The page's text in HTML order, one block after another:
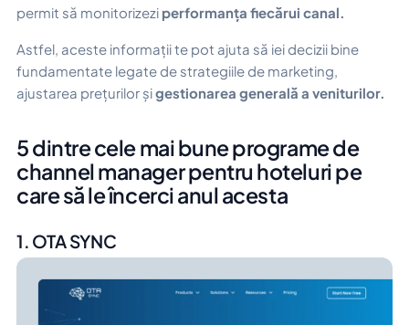
permit să monitorizezi performanța fiecărui canal.
Astfel, aceste informații te pot ajuta să iei decizii bine
fundamentate legate de strategiile de marketing,
ajustarea prețurilor șigestionarea generală a veniturilor.
5 dintre cele mai bune programe de
channel manager pentru hoteluri pe
care să le încerci anul acesta
1. OTA SYNC